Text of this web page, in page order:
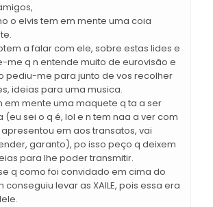
o elvis tem em mente uma coia
a falar com ele, sobre estas lides e
me q n entende muito de eurovisão e
pediu-me para junto de vos recolher
ideias para uma musica.
em mente uma maquete q ta a ser
(eu sei o q é, lol e n tem naa a ver com
em aos transatos, vai
garanto), po isso peço q deixem
para lhe poder transmitir.
q como foi convidado em cima do
conseguiu levar as XAILE, pois essa era